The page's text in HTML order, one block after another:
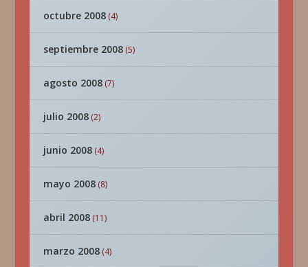
octubre 2008(4)
septiembre 2008(5)
agosto 2008(7)
julio 2008(2)
junio 2008(4)
mayo 2008(8)
abril 2008(11)
marzo 2008(4)